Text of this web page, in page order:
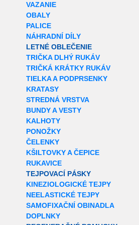
VAZANIE
OBALY
PALICE
NÁHRADNÍ DÍLY
LETNÉ OBLEČENIE
TRIČKA DLHÝ RUKÁV
TRIČKÁ KRÁTKY RUKÁV
TIELKA A PODPRSENKY
KRATASY
STREDNÁ VRSTVA
BUNDY A VESTY
KALHOTY
PONOŽKY
ČELENKY
KŠILTOVKY A ČEPICE
RUKAVICE
TEJPOVACÍ PÁSKY
KINEZIOLOGICKÉ TEJPY
NEELASTICKÉ TEJPY
SAMOFIXAČNÍ OBINADLA
DOPLNKY